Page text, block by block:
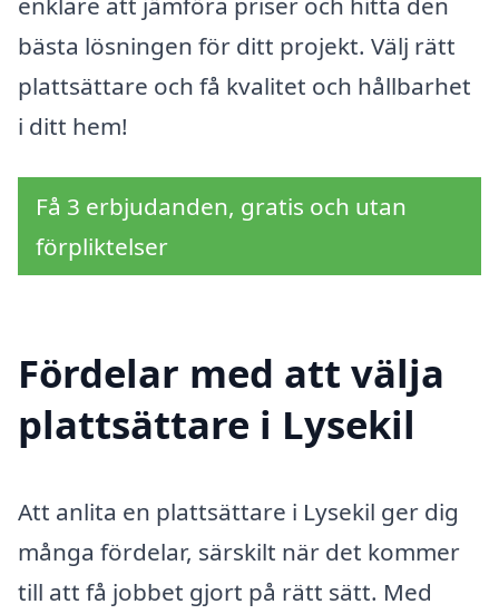
bästa lösningen för ditt projekt. Välj rätt
plattsättare och få kvalitet och hållbarhet
i ditt hem!
Få 3 erbjudanden, gratis och utan
förpliktelser
Fördelar med att välja
plattsättare i Lysekil
Att anlita en plattsättare i Lysekil ger dig
många fördelar, särskilt när det kommer
till att få jobbet gjort på rätt sätt. Med